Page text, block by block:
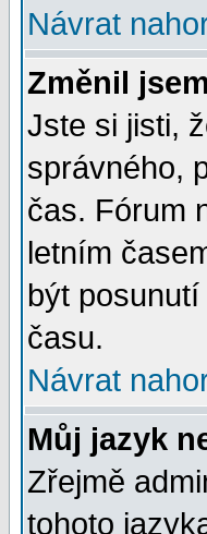
Návrat
Změnil
Jste si jisti,
správného,
čas. Fórum
letním
být
času.
Návrat
Můj jazyk
Zřejmě
tohoto